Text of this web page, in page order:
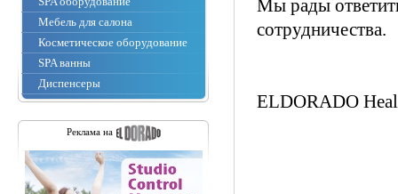
Мебель для салона
Косметическое оборудование
SPA ванны
Диспенсеры
Реклама на
Мы рады
сотрудничества.
ELDORADO